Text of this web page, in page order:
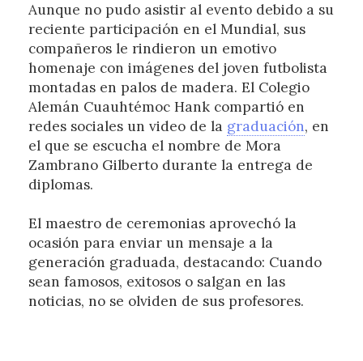
Aunque no pudo asistir al evento debido a su
reciente participación en el Mundial, sus
compañeros le rindieron un emotivo
homenaje con imágenes del joven futbolista
montadas en palos de madera. El Colegio
Alemán Cuauhtémoc Hank compartió en
redes sociales un video de la graduación, en
el que se escucha el nombre de Mora
Zambrano Gilberto durante la entrega de
diplomas.
El maestro de ceremonias aprovechó la
ocasión para enviar un mensaje a la
generación graduada, destacando: Cuando
sean famosos, exitosos o salgan en las
noticias, no se olviden de sus profesores.